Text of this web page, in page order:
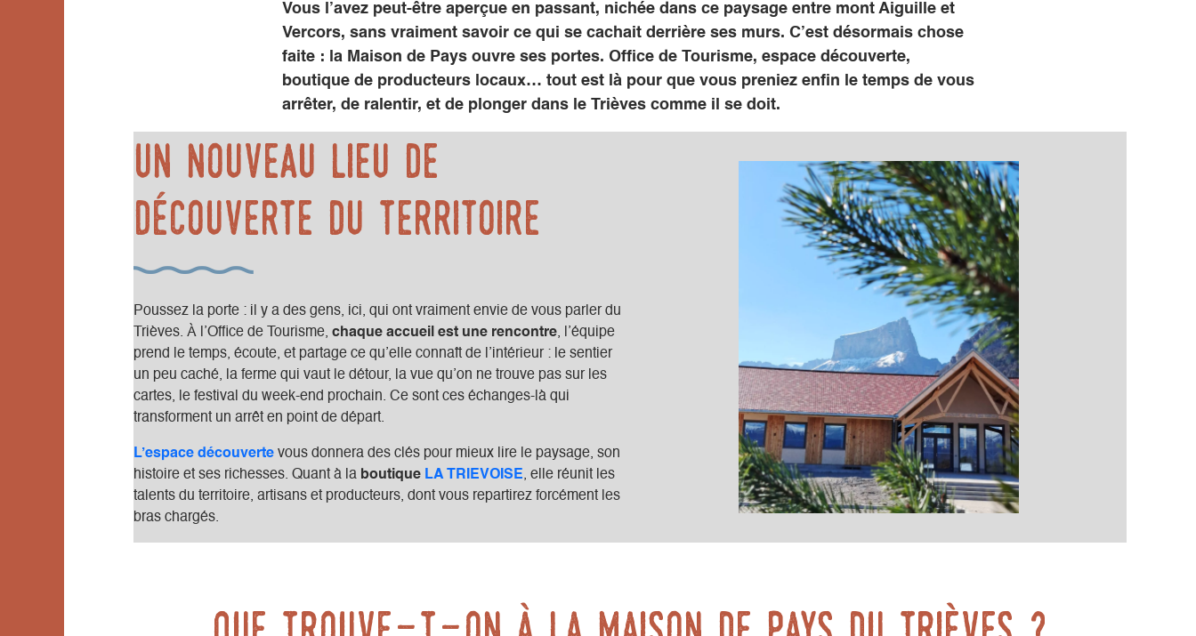
Vous l’avez peut-être aperçue en passant, nichée dans ce paysage entre mont Aiguille et
Vercors, sans vraiment savoir ce qui se cachait derrière ses murs. C’est désormais chose
faite : la Maison de Pays ouvre ses portes. Office de Tourisme, espace découverte,
boutique de producteurs locaux… tout est là pour que vous preniez enfin le temps de vous
arrêter, de ralentir, et de plonger dans le Trièves comme il se doit.
Un nouveau lieu de
découverte du territoire
Poussez la porte : il y a des gens, ici, qui ont vraiment envie de vous parler du
Trièves. À l’Office de Tourisme, chaque accueil est une rencontre, l’équipe
prend le temps, écoute, et partage ce qu’elle connaît de l’intérieur : le sentier
un peu caché, la ferme qui vaut le détour, la vue qu’on ne trouve pas sur les
cartes, le festival du week-end prochain. Ce sont ces échanges-là qui
transforment un arrêt en point de départ.
L’espace découverte vous donnera des clés pour mieux lire le paysage, son
histoire et ses richesses. Quant à la boutique LA TRIEVOISE, elle réunit les
talents du territoire, artisans et producteurs, dont vous repartirez forcément les
bras chargés.